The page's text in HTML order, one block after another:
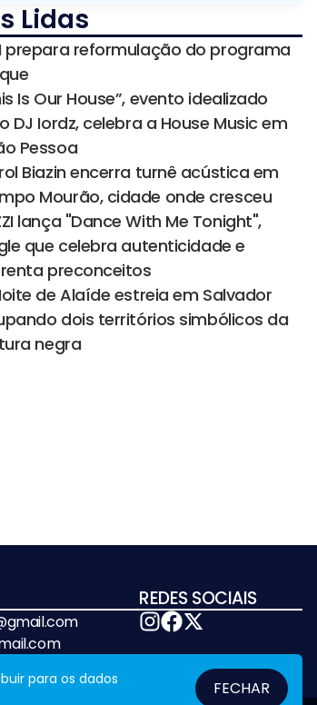
Lidas
prepara reformulação do programa
Is Our House”, evento idealizado
DJ Iordz, celebra a House Music em
Pessoa
Biazin encerra turnê acústica em
Mourão, cidade onde cresceu
lança "Dance With Me Tonight",
que celebra autenticidade e
preconceitos
de Alaíde estreia em Salvador
dois territórios simbólicos da
negra
REDES SOCIAIS
para os dados
FECHAR